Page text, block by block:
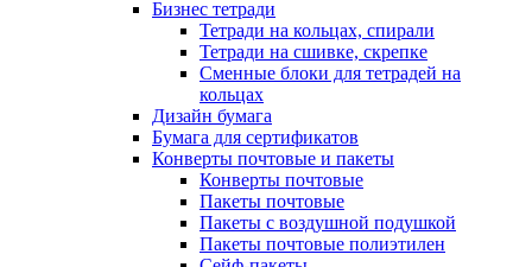
Бизнес тетради
Тетради на кольцах, спирали
Тетради на сшивке, скрепке
Сменные блоки для тетрадей на
кольцах
Дизайн бумага
Бумага для сертификатов
Конверты почтовые и пакеты
Конверты почтовые
Пакеты почтовые
Пакеты с воздушной подушкой
Пакеты почтовые полиэтилен